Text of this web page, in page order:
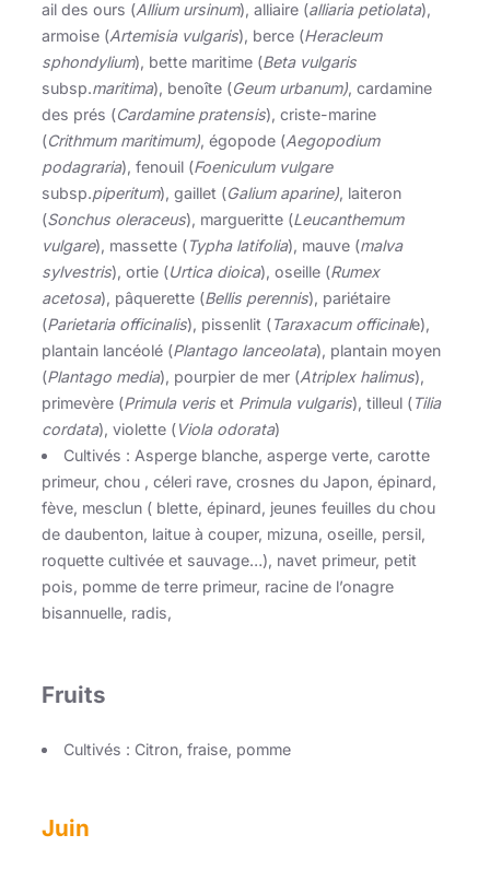
ail des ours (Allium ursinum), alliaire (alliaria petiolata),
armoise (Artemisia vulgaris), berce (Heracleum
sphondylium), bette maritime (Beta vulgaris
subsp.maritima), benoîte (Geum urbanum), cardamine
des prés (Cardamine pratensis), criste-marine
(Crithmum maritimum), égopode (Aegopodium
podagraria), fenouil (Foeniculum vulgare
subsp.piperitum), gaillet (Galium aparine), laiteron
(Sonchus oleraceus), margueritte (Leucanthemum
vulgare), massette (Typha latifolia), mauve (malva
sylvestris), ortie (Urtica dioica), oseille (Rumex
acetosa), pâquerette (Bellis perennis), pariétaire
(Parietaria officinalis), pissenlit (Taraxacum officinale),
plantain lancéolé (Plantago lanceolata), plantain moyen
(Plantago media), pourpier de mer (Atriplex halimus),
primevère (Primula veris et Primula vulgaris), tilleul (Tilia
cordata), violette (Viola odorata)
Cultivés : Asperge blanche, asperge verte, carotte
primeur, chou , céleri rave, crosnes du Japon, épinard,
fève, mesclun ( blette, épinard, jeunes feuilles du chou
de daubenton, laitue à couper, mizuna, oseille, persil,
roquette cultivée et sauvage…), navet primeur, petit
pois, pomme de terre primeur, racine de l’onagre
bisannuelle, radis,
Fruits
Cultivés : Citron, fraise, pomme
Juin